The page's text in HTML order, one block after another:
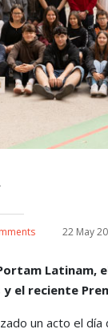
22 May
el reciente
un acto el